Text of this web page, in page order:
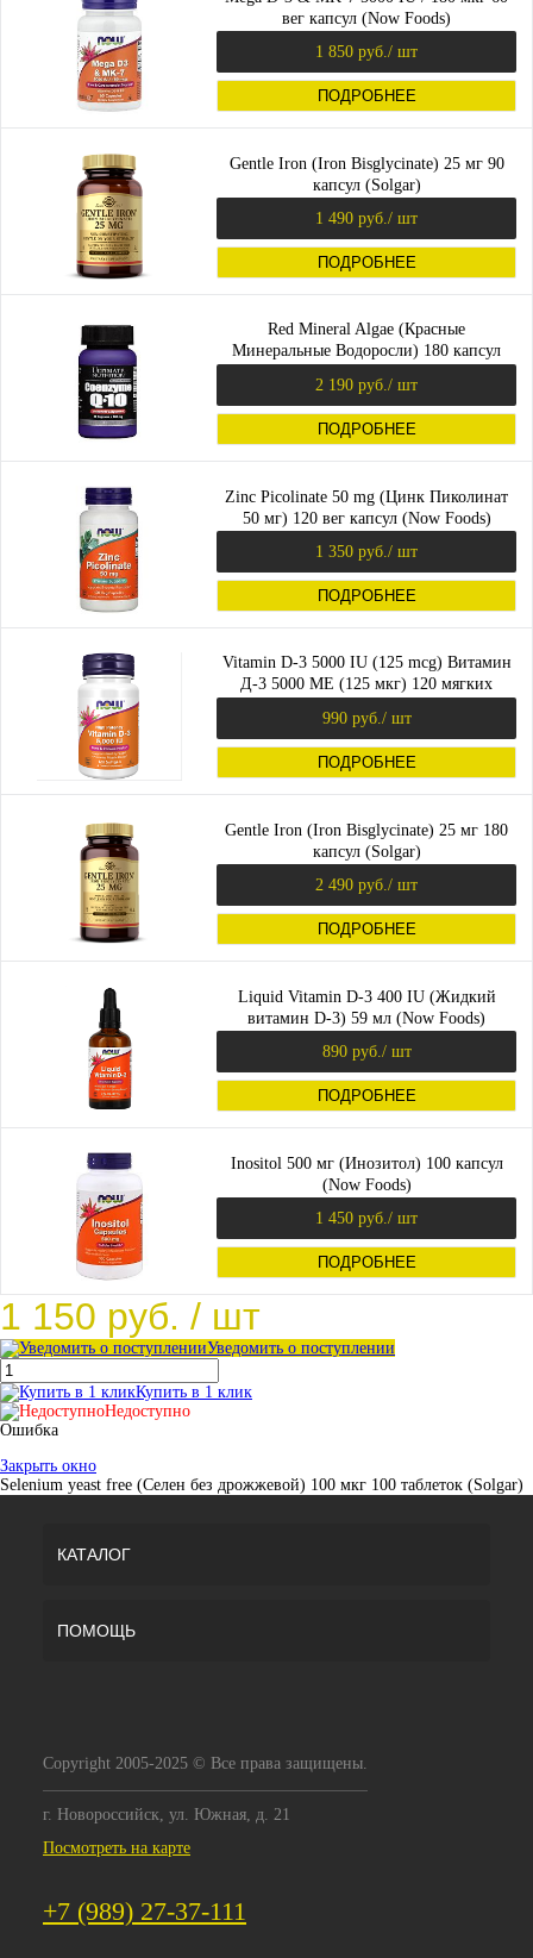
вег капсул (Now Foods)
1 850 руб. / шт
ПОДРОБНЕЕ
Gentle Iron (Iron Bisglycinate) 25 мг 90
капсул (Solgar)
1 490 руб. / шт
ПОДРОБНЕЕ
Red Mineral Algae (Красные
Минеральные Водоросли) 180 капсул
2 190 руб. / шт
ПОДРОБНЕЕ
Zinc Picolinate 50 mg (Цинк Пиколинат
50 мг) 120 вег капсул (Now Foods)
1 350 руб. / шт
ПОДРОБНЕЕ
Vitamin D-3 5000 IU (125 mcg) Витамин
Д-3 5000 МЕ (125 мкг) 120 мягких
990 руб. / шт
ПОДРОБНЕЕ
Gentle Iron (Iron Bisglycinate) 25 мг 180
капсул (Solgar)
2 490 руб. / шт
ПОДРОБНЕЕ
Liquid Vitamin D-3 400 IU (Жидкий
витамин D-3) 59 мл (Now Foods)
890 руб. / шт
ПОДРОБНЕЕ
Inositol 500 мг (Инозитол) 100 капсул
(Now Foods)
1 450 руб. / шт
ПОДРОБНЕЕ
1 150 руб. / шт
Уведомить о поступлении
Купить в 1 клик
Недоступно
Ошибка
Закрыть окно
Selenium yeast free (Селен без дрожжевой) 100 мкг 100 таблеток (Solgar)
КАТАЛОГ
ПОМОЩЬ
Copyright 2005-2025 © Все права защищены.
г. Новороссийск, ул. Южная, д. 21
Посмотреть на карте
+7 (989) 27-37-111